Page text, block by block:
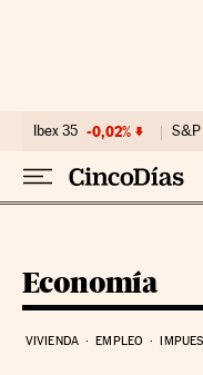
Ibex 35 -0,02%
Economía
VIVIENDA EMPLEO